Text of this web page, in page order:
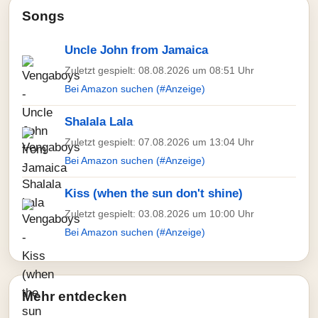
Songs
Uncle John from Jamaica
Zuletzt gespielt: 08.08.2026 um 08:51 Uhr
Bei Amazon suchen (#Anzeige)
Shalala Lala
Zuletzt gespielt: 07.08.2026 um 13:04 Uhr
Bei Amazon suchen (#Anzeige)
Kiss (when the sun don't shine)
Zuletzt gespielt: 03.08.2026 um 10:00 Uhr
Bei Amazon suchen (#Anzeige)
Mehr entdecken